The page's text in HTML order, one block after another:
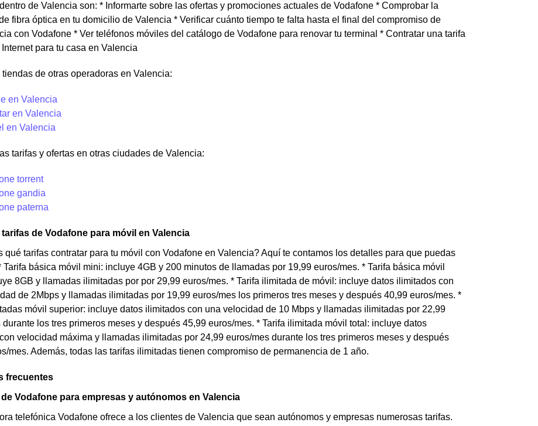
de Valencia son: * Informarte sobre las ofertas y promociones actuales de Vodafone * Comprobar la
fibra óptica en tu domicilio de Valencia * Verificar cuánto tiempo te falta hasta el final del compromiso de
con Vodafone * Ver teléfonos móviles del catálogo de Vodafone para renovar tu terminal * Contratar una tarifa
para tu casa en Valencia
tiendas de otras operadoras en Valencia:
en Valencia
en Valencia
en Valencia
tarifas y ofertas en otras ciudades de Valencia:
torrent
gandia
paterna
de Vodafone para móvil en Valencia
qué tarifas contratar para tu móvil con Vodafone en Valencia? Aquí te contamos los detalles para que puedas
Tarifa básica móvil mini: incluye 4GB y 200 minutos de llamadas por 19,99 euros/mes. * Tarifa básica móvil
8GB y llamadas ilimitadas por por 29,99 euros/mes. * Tarifa ilimitada de móvil: incluye datos ilimitados con
de 2Mbps y llamadas ilimitadas por 19,99 euros/mes los primeros tres meses y después 40,99 euros/mes. *
móvil superior: incluye datos ilimitados con una velocidad de 10 Mbps y llamadas ilimitadas por 22,99
durante los tres primeros meses y después 45,99 euros/mes. * Tarifa ilimitada móvil total: incluye datos
velocidad máxima y llamadas ilimitadas por 24,99 euros/mes durante los tres primeros meses y después
mes. Además, todas las tarifas ilimitadas tienen compromiso de permanencia de 1 año.
frecuentes
Vodafone para empresas y autónomos en Valencia
telefónica Vodafone ofrece a los clientes de Valencia que sean autónomos y empresas numerosas tarifas.